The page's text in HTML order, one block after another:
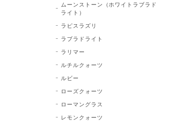
ムーンストーン（ホワイトラブラド
ライト）
ラピスラズリ
ラブラドライト
ラリマー
ルチルクォーツ
ルビー
ローズクォーツ
ローマングラス
レモンクォーツ